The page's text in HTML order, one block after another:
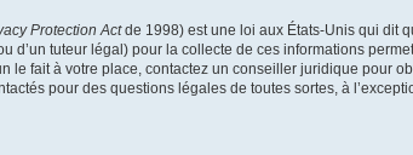
Protection Actde 1998) est une loi aux États-Unis qui dit
d’un tuteur légal) pour la collecte de ces informations
le fait à votre place, contactez un conseiller juridique pour
pour des questions légales de toutes sortes, à